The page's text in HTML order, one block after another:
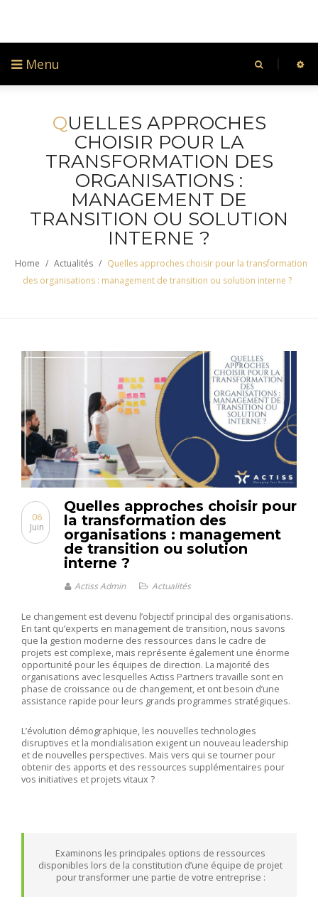
Menu
QUELLES APPROCHES
CHOISIR POUR LA
TRANSFORMATION DES
ORGANISATIONS :
MANAGEMENT DE
TRANSITION OU SOLUTION
INTERNE ?
Home / Actualités / Quelles approches choisir pour la transformation
des organisations : management de transition ou solution interne ?
Quelles approches choisir pour
la transformation des
organisations : management
de transition ou solution
interne ?
06
Juin
Actiss Admin Actualités
Le changement est devenu l’objectif principal des organisations.
En tant qu’experts en management de transition, nous savons
que la gestion moderne des ressources dans le cadre de
projets est complexe, mais représente également une énorme
opportunité pour les équipes de direction. La majorité des
organisations avec lesquelles Actiss Partners travaille sont en
phase de croissance ou de changement, et ont besoin d’une
assistance rapide pour leurs grands programmes stratégiques.
L’évolution démographique, les nouvelles technologies
disruptives et la mondialisation exigent un nouveau leadership
et de nouvelles perspectives. Mais vers qui se tourner pour
obtenir des apports et des ressources supplémentaires pour
vos initiatives et projets vitaux ?
Examinons les principales options de ressources
disponibles lors de la constitution d’une équipe de projet
pour transformer une partie de votre entreprise :